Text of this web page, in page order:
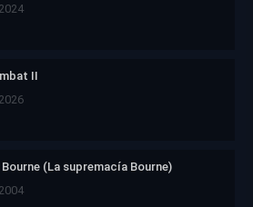
2024
II
2026
(La supremacía Bourne)
2004